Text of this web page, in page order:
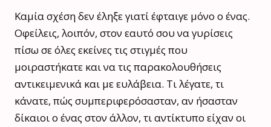
Καμία σχέση δεν έληξε γιατί έφταιγε μόνο ο ένας.
Οφείλεις, λοιπόν, στον εαυτό σου να γυρίσεις
πίσω σε όλες εκείνες τις στιγμές που
μοιραστήκατε και να τις παρακολουθήσεις
αντικειμενικά και με ευλάβεια. Τι λέγατε, τι
κάνατε, πώς συμπεριφερόσασταν, αν ήσασταν
δίκαιοι ο ένας στον άλλον, τι αντίκτυπο είχαν οι